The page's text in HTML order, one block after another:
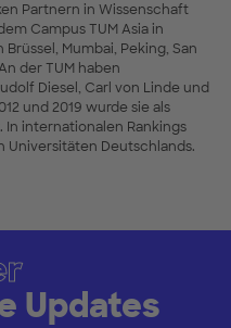
Partnern in Wissenschaft
Campus TUM Asia in
Mumbai, Peking, San
der TUM haben
Diesel, Carl von Linde und
und 2019 wurde sie als
internationalen Rankings
Universitäten Deutschlands.
Updates